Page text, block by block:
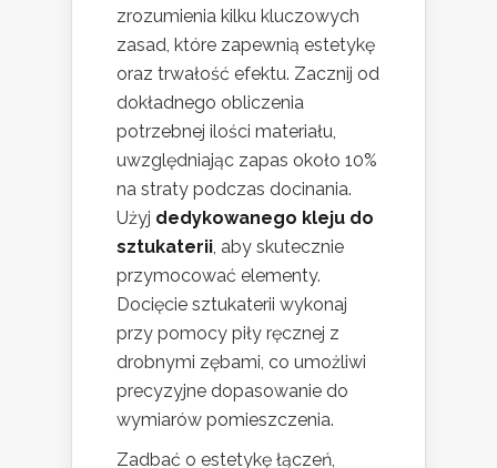
zrozumienia kilku kluczowych
zasad, które zapewnią estetykę
oraz trwałość efektu. Zacznij od
dokładnego obliczenia
potrzebnej ilości materiału,
uwzględniając zapas około 10%
na straty podczas docinania.
Użyj dedykowanego kleju do
sztukaterii, aby skutecznie
przymocować elementy.
Docięcie sztukaterii wykonaj
przy pomocy piły ręcznej z
drobnymi zębami, co umożliwi
precyzyjne dopasowanie do
wymiarów pomieszczenia.
Zadbać o estetykę łączeń,